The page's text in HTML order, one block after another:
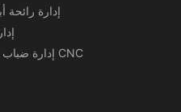
(1) - إدارة
(2)
(3) - إدارة ضباب الزيت في ماكينات CNC